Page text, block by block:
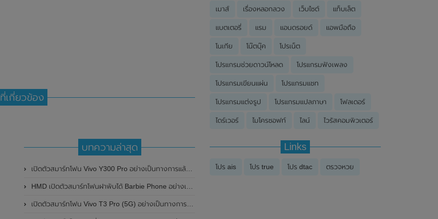
เกี่ยวข้อง
บทความล่าสุด
เปิดตัวสมาร์ทโฟน Vivo Y300 Pro อย่างเป็นทางการแล้วในประเทศจีน มาพร้อมดีไซน์พรีเมี่ยม ทนทาน และแบตเตอรี่สุดอึดขนาดใหญ่ 6,500mAh พร้อมรองรับการชาร์จไว 80W
HMD เปิดตัวสมาร์ทโฟนฝาพับได้ Barbie Phone อย่างเป็นทางการแล้ว มาพร้อมธีมสีชมพูสดใส
เปิดตัวสมาร์ทโฟน Vivo T3 Pro (5G) อย่างเป็นทางการแล้วในประเทศอินเดีย
เมาส์ เรื่องหลอกลวง เว็บไซต์ แท็บเล็ต
แบตเตอรี่ แรม แอนดรอยด์ แอพมือถือ
โนเกีย โน๊ตบุ๊ค โปรเน็ต
โปรแกรมช่วยดาวน์โหลด โปรแกรมฟังเพลง
โปรแกรมเขียนแผ่น โปรแกรมแชท
โปรแกรมแต่งรูป โปรแกรมแปลภาษา โฟลเดอร์
ไดร์เวอร์ ไมโครซอฟท์ ไลน์ ไวรัสคอมพิวเตอร์
Links
โปร ais โปร true โปร dtac ตรวจหวย